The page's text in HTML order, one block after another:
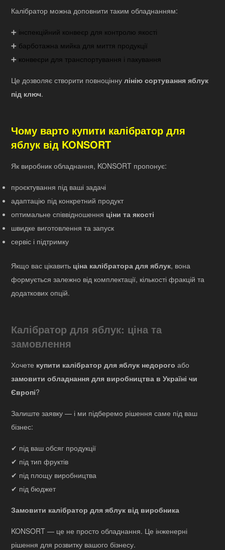
Калібратор можна доповнити таким обладнанням:
➕ інспекційний конвеєр для контролю якості
➕ барботажна мийка для миття продукції
➕ конвеєри для транспортування і пакування
Це дозволяє створити повноціннулінію сортування яблук
під ключ.
Чому варто купити калібратор для
яблук від KONSORT
Як виробник обладнання, KONSORT пропонує:
проєктування під ваші задачі
адаптацію під конкретний продукт
оптимальне співвідношення ціни та якості
швидке виготовлення та запуск
сервіс і підтримку
Якщо вас цікавить ціна калібратора для яблук, вона
формується залежно від комплектації, кількості фракцій та
додаткових опцій.
Калібратор для яблук: ціна та
замовлення
Хочете купити калібратор для яблук недорого або
замовити обладнання для виробництва в Україні чи
Європі?
Залиште заявку — і ми підберемо рішення саме під ваш
бізнес:
✔ під ваш обсяг продукції
✔ під тип фруктів
✔ під площу виробництва
✔ під бюджет
Замовити калібратор для яблук від виробника
KONSORT — це не просто обладнання. Це інженерні
рішення для розвитку вашого бізнесу.